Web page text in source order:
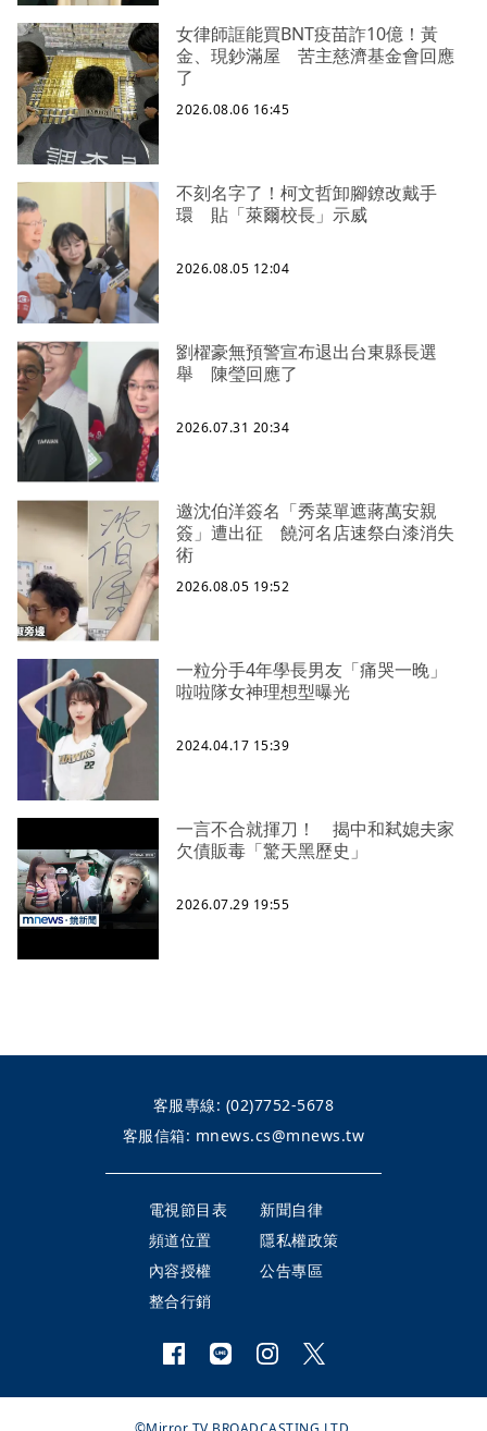
女律師誆能買BNT疫苗詐10億！黃
金、現鈔滿屋 苦主慈濟基金會回應
了
2026.08.06 16:45
不刻名字了！柯文哲卸腳鐐改戴手
環 貼「萊爾校長」示威
2026.08.05 12:04
劉櫂豪無預警宣布退出台東縣長選
舉 陳瑩回應了
2026.07.31 20:34
邀沈伯洋簽名「秀菜單遮蔣萬安親
簽」遭出征 饒河名店速祭白漆消失
術
2026.08.05 19:52
一粒分手4年學長男友「痛哭一晚」
啦啦隊女神理想型曝光
2024.04.17 15:39
一言不合就揮刀！ 揭中和弒媳夫家
欠債販毒「驚天黑歷史」
2026.07.29 19:55
客服專線: (02)7752-5678
客服信箱: mnews.cs@mnews.tw
電視節目表
新聞自律
頻道位置
隱私權政策
內容授權
公告專區
整合行銷